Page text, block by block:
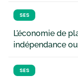
SES
L’économie de
indépendance
SES